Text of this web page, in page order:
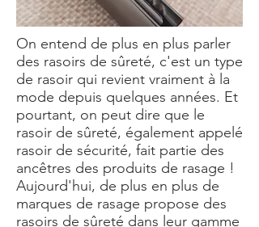
On entend de plus en plus parler
des rasoirs de sûreté, c'est un type
de rasoir qui revient vraiment à la
mode depuis quelques années. Et
pourtant, on peut dire que le
rasoir de sûreté, également appelé
rasoir de sécurité, fait partie des
ancêtres des produits de rasage !
Aujourd'hui, de plus en plus de
marques de rasage propose des
rasoirs de sûreté dans leur gamme